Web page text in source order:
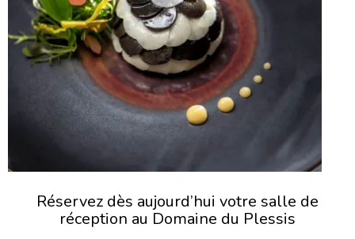
Réservez dès aujourd’hui votre salle de
réception au Domaine du Plessis